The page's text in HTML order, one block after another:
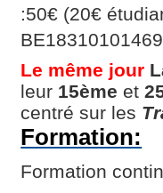
:50€ (20€
Le même jour
leur 15ème et
centré sur les
Formation:
Formation